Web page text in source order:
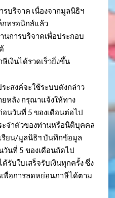
รบริจาค เนื่องจากมูลนิธิฯ
กทรอนิกส์แล้ว
นการบริจาคเพื่อประกอบ
เงินได้รวดเร็วยิ่งขึ้น
สงค์จะใช้ระบบดังกล่าว
หลัง กรุณาแจ้งให้ทาง
อนวันที่ 5 ของเดือนต่อไป
จำตัวของท่านหรือนิติบุคคล
รียน/มูลนิธิฯ บันทึกข้อมูล
วันที่ 5 ของเดือนถัดไป
รับใบเสร็จรับเงินทุกครั้ง ซึ่ง
พื่อการลดหย่อนภาษีได้ตาม